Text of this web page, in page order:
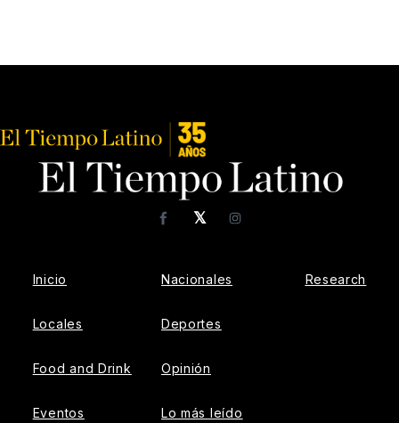
𝕏
FacebookInstagram
Inicio
Locales
Food and Drink
Eventos
Nacionales
Deportes
Opinión
Lo más leído
Research